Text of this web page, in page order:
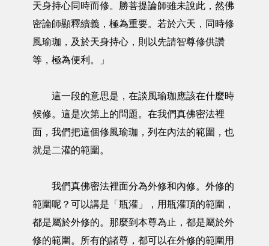
天身持心同時而修。勝菩提論師雖未說此，然佛
密論師顯釋續義，極為重要。若於六天，同時修
風瑜珈，及於天身持心，則以先請智尊修供讚
等，極為便利。」
這一段的意思是，在談風瑜珈應該在什麼時
候修。這是次第上的問題。在我們真佛密法裡
面，我們把這個修風瑜珈，列在內法的範圍，也
就是二灌的範圍。
我們真佛密法裡面分為外修和內修。外修的
範圍呢？可以講是「瓶灌」，用瓶灌頂的範圍，
都是屬於外修的。那麼到本尊為止，都是屬於外
修的範圍。所有的諸尊，都可以在外修的範圍用